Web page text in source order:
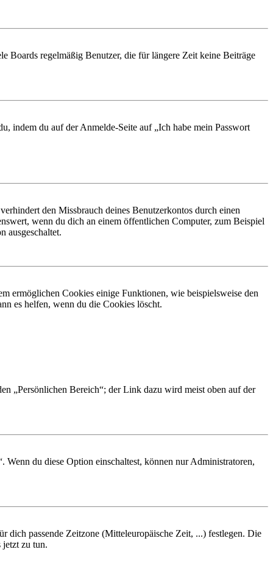
Boards regelmäßig Benutzer, die für längere Zeit keine Beiträge
indem du auf der Anmelde-Seite auf „Ich habe mein Passwort
den Missbrauch deines Benutzerkontos durch einen
wenn du dich an einem öffentlichen Computer, zum Beispiel
ausgeschaltet.
ermöglichen Cookies einige Funktionen, wie beispielsweise den
es helfen, wenn du die Cookies löscht.
„Persönlichen Bereich“; der Link dazu wird meist oben auf der
du diese Option einschaltest, können nur Administratoren,
dich passende Zeitzone (Mitteleuropäische Zeit, ...) festlegen. Die
jetzt zu tun.